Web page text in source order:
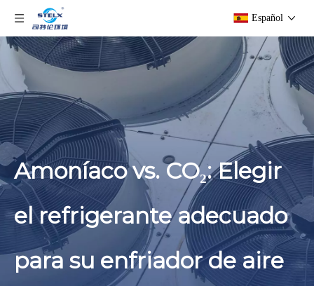
Español
Amoníaco vs. CO₂: Elegir
el refrigerante adecuado
para su enfriador de aire